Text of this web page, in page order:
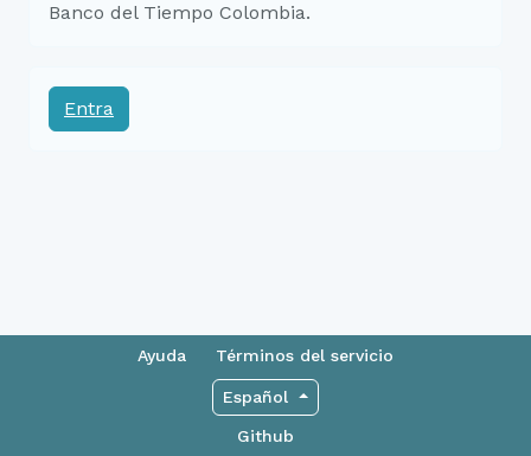
Banco del Tiempo Colombia.
Entra
Ayuda Términos del servicio
Español
Github